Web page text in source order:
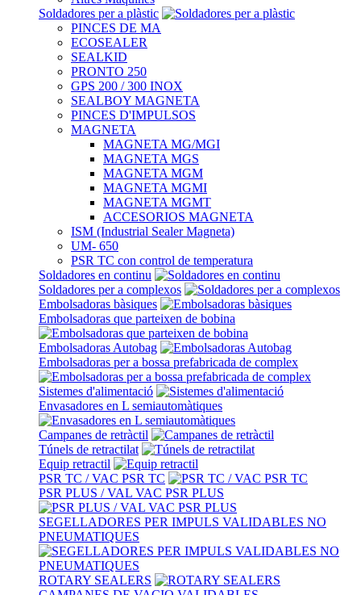
Soldadores per a plàstic
PINCES DE MA
ECOSEALER
SEALKID
PRONTO 250
GPS 200 / 300 INOX
SEALBOY MAGNETA
PINCES D'IMPULSOS
MAGNETA
MAGNETA MG/MGI
MAGNETA MGS
MAGNETA MGM
MAGNETA MGMI
MAGNETA MGMT
ACCESORIOS MAGNETA
ISM (Industrial Sealer Magneta)
UM- 650
PSR TC con control de temperatura
Soldadores en continu
Soldadores per a complexos
Embolsadoras bàsiques
Embolsadoras que parteixen de bobina
Embolsadoras Autobag
Embolsadoras per a bossa prefabricada de complex
Sistemes d'alimentació
Envasadores en L semiautomàtiques
Campanes de retràctil
Túnels de retractilat
Equip retractil
PSR TC / VAC PSR TC
PSR PLUS / VAL VAC PSR PLUS
SEGELLADORES PER IMPULS VALIDABLES NO
PNEUMATIQUES
ROTARY SEALERS